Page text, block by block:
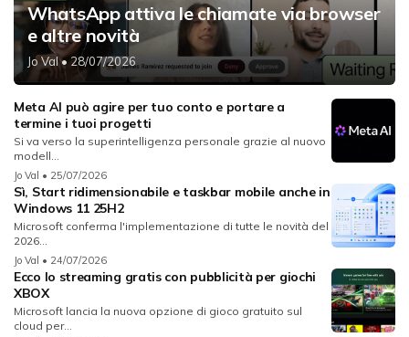
WhatsApp attiva le chiamate via browser
e altre novità
Jo Val• 28/07/2026
Meta AI può agire per tuo conto e portare a
termine i tuoi progetti
Si va verso la superintelligenza personale grazie al nuovo
modell...
Jo Val • 25/07/2026
Sì, Start ridimensionabile e taskbar mobile anche in
Windows 11 25H2
Microsoft conferma l'implementazione di tutte le novità del
2026...
Jo Val • 24/07/2026
Ecco lo streaming gratis con pubblicità per giochi
XBOX
Microsoft lancia la nuova opzione di gioco gratuito sul
cloud per...